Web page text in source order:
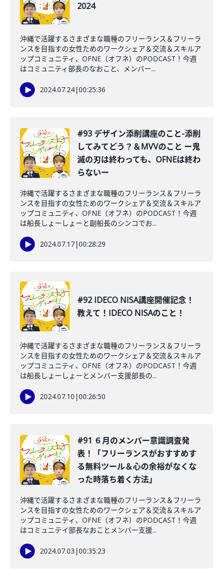
2024
沖縄で活躍するさまざまな職種のフリーランス＆フリーラ
ンスを目指すの女性ためのワークシェア＆交流＆スキルア
ップコミュニティ、OFNE（オフネ）のPODCAST！今週
はコミュニティ部長のなおこと、メンバー...
2024.07.24|00:25:36
#93 デザイン添削講座のこと-添削
してみてどう？＆MVVのこと ー鬼
滅の刃は終わっても、OFNEは終わ
らないー
沖縄で活躍するさまざまな職種のフリーランス＆フリーラ
ンスを目指すの女性ためのワークシェア＆交流＆スキルア
ップコミュニティ、OFNE（オフネ）のPODCAST！今週
は船長しょーしょーと副船長のシンコでお...
2024.07.17|00:28:29
#92 IDECO NISA講座開催記念！
教えて！IDECO NISAのこと！
沖縄で活躍するさまざまな職種のフリーランス＆フリーラ
ンスを目指すの女性ためのワークシェア＆交流＆スキルア
ップコミュニティ、OFNE（オフネ）のPODCAST！今週
は船長しょーしょーとメンバー支援部長の...
2024.07.10 |00:26:50
#91 ６月のメンバー意識調査発
表！「フリーランスがおすすめす
る無料ツール＆心の余裕がなくな
った時落ち着く方法」
沖縄で活躍するさまざまな職種のフリーランス＆フリーラ
ンスを目指すの女性ためのワークシェア＆交流＆スキルア
ップコミュニティ、OFNE（オフネ）のPODCAST！今週
はコミュニテイ部長なおことメンバー支援...
2024.07.03 |00:35:23